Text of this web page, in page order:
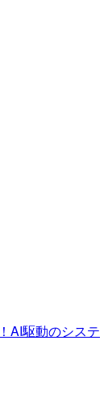
AI駆動のシステ